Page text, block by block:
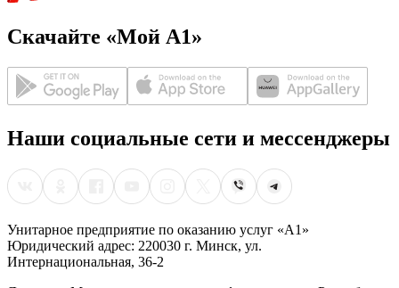
Скачайте «Мой А1»
Наши социальные сети и мессенджеры
Унитарное предприятие по оказанию услуг «А1»
Юридический адрес: 220030 г. Минск, ул.
Интернациональная, 36-2